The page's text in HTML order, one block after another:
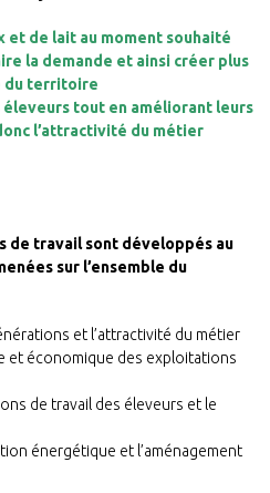
et de lait au moment souhaité
la demande et ainsi créer plus
du territoire
tout en améliorant leurs
l’attractivité du métier
de travail sont développés au
sur l’ensemble du
et l’attractivité du métier
et économique des exploitations
de travail des éleveurs et le
énergétique et l’aménagement